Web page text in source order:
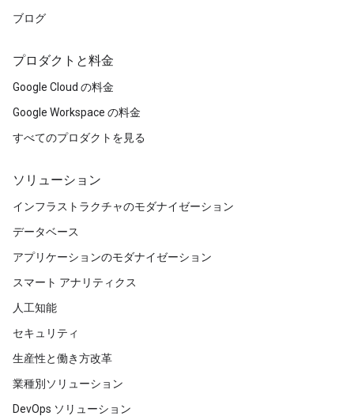
ブログ
プロダクトと料金
Google Cloud の料金
Google Workspace の料金
すべてのプロダクトを見る
ソリューション
インフラストラクチャのモダナイゼーション
データベース
アプリケーションのモダナイゼーション
スマート アナリティクス
人工知能
セキュリティ
生産性と働き方改革
業種別ソリューション
DevOps ソリューション